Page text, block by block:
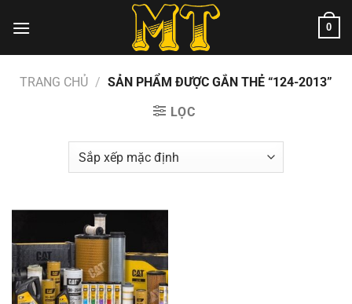
đến
0
TRANG CHỦ / SẢN PHẨM ĐƯỢC GẮN THẺ “124-2013”
LỌC